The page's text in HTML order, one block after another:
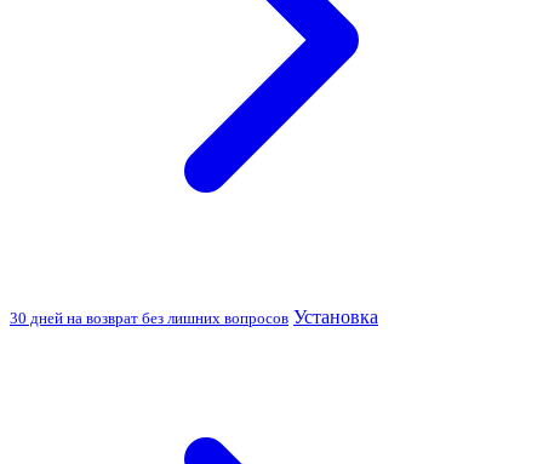
30 дней на возврат без лишних вопросов Установка